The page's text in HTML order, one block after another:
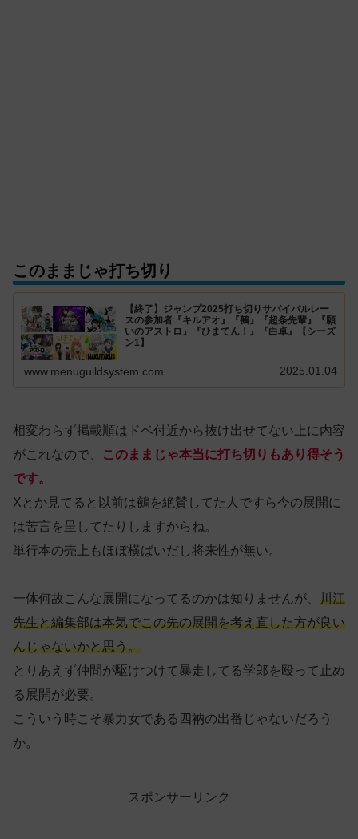
このままじゃ打ち切り
【終了】ジャンプ2025打ち切りサバイバルレー
スの参加者『キルアオ』『鵺』『超条先輩』『願
いのアストロ』『ひまてん！』『白卓』【シーズ
ン1】
www.menuguildsystem.com 2025.01.04
相変わらず掲載順はドベ付近から抜け出せてない上に内容
がこれなので、
このままじゃ本当に打ち切りもあり得そう
です。
Xとか見てると以前は鵺を絶賛してた人ですら今の展開に
は苦言を呈してたりしますからね。
単行本の売上もほぼ横ばいだし将来性が無い。
一体何故こんな展開になってるのかは知りませんが、 川江
先生と編集部は本気でこの先の展開を考え直した方が良い
んじゃないかと思う。
とりあえず仲間が駆けつけて暴走してる学郎を殴って止め
る展開が必要。
こういう時こそ暴力女である四衲の出番じゃないだろう
か。
スポンサーリンク